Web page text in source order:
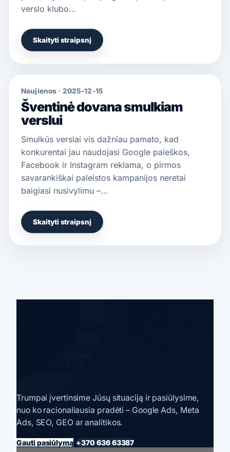
verslo klubo…
Skaityti straipsnį
Naujienos · 2025-12-15
Šventinė dovana smulkiam
verslui
Smulkūs verslai vis dažniau pamato, kad
konkurentai jau naudojasi Google paieškos,
Facebook ir Instagram reklama, o pirmos
savarankiškai paleistos kampanijos neretai
baigiasi nusivylimu –…
Skaityti straipsnį
Trumpai įvertinsime Jūsų situaciją ir pasiūlysime,
nuo ko racionaliausia pradėti – Google Ads, Meta
Ads, SEO, GEO ar analitikos.
Gauti pasiūlymą +370 636 63387